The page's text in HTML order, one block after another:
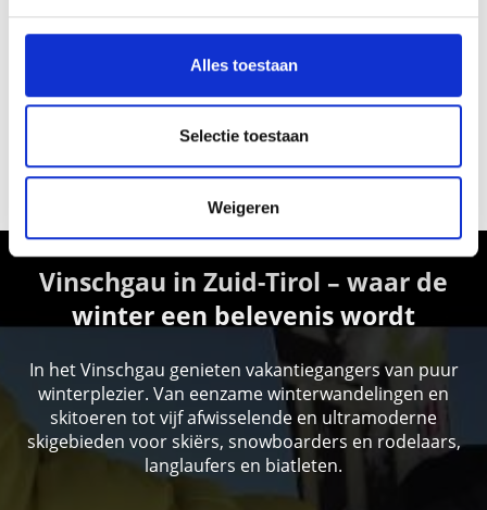
Alles toestaan
Selectie toestaan
Weigeren
SKIHUTTEN IN VINSCHGAU TONEN OP
Vinschgau in Zuid-Tirol – waar de
winter een belevenis wordt
In het Vinschgau genieten vakantiegangers van puur
winterplezier. Van eenzame winterwandelingen en
skitoeren tot vijf afwisselende en ultramoderne
skigebieden voor skiërs, snowboarders en rodelaars,
langlaufers en biatleten.